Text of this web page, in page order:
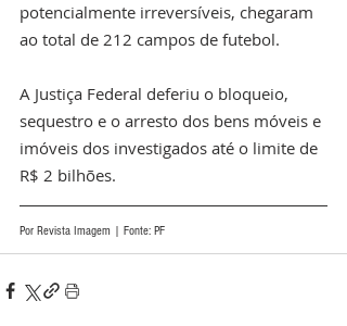
potencialmente irreversíveis, chegaram
ao total de 212 campos de futebol.
A Justiça Federal deferiu o bloqueio,
sequestro e o arresto dos bens móveis e
imóveis dos investigados até o limite de
R$ 2 bilhões.
Por Revista Imagem | Fonte: PF